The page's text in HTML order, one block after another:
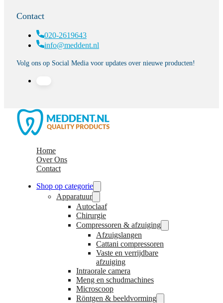
Contact
020-2619643
info@meddent.nl
Volg ons op Social Media voor updates over nieuwe producten!
Home
Over Ons
Contact
Shop op categorie
Apparatuur
Autoclaaf
Chirurgie
Compressoren & afzuiging
Afzuigslangen
Cattani compressoren
Vaste en verrijdbare
afzuiging
Intraorale camera
Meng en schudmachines
Microscoop
Röntgen & beeldvorming